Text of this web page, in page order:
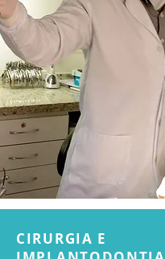
CIRURGIA E